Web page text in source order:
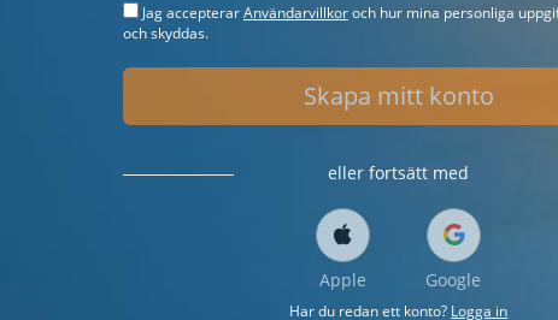
Jag accepterarAnvändarvillkoroch hur mina personliga
och skyddas.
Skapa mitt konto
eller fortsätt med
Apple Google
Har du redan ett konto? Logga in